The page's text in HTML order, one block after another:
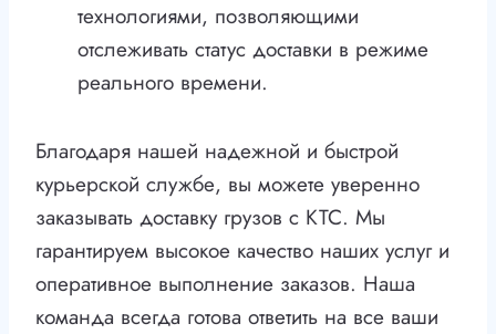
технологиями, позволяющими
отслеживать статус доставки в режиме
реального времени.
Благодаря нашей надежной и быстрой
курьерской службе, вы можете уверенно
заказывать доставку грузов с КТС. Мы
гарантируем высокое качество наших услуг и
оперативное выполнение заказов. Наша
команда всегда готова ответить на все ваши